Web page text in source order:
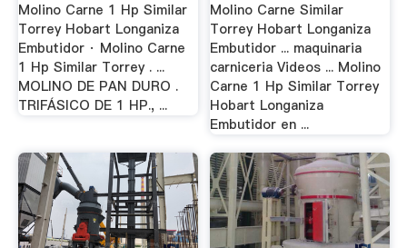
Molino Carne 1 Hp Similar
Torrey Hobart Longaniza
Embutidor · Molino Carne
1 Hp Similar Torrey . ...
MOLINO DE PAN DURO .
TRIFÁSICO DE 1 HP., ...
Molino Carne Similar
Torrey Hobart Longaniza
Embutidor ... maquinaria
carniceria Videos ... Molino
Carne 1 Hp Similar Torrey
Hobart Longaniza
Embutidor en ...